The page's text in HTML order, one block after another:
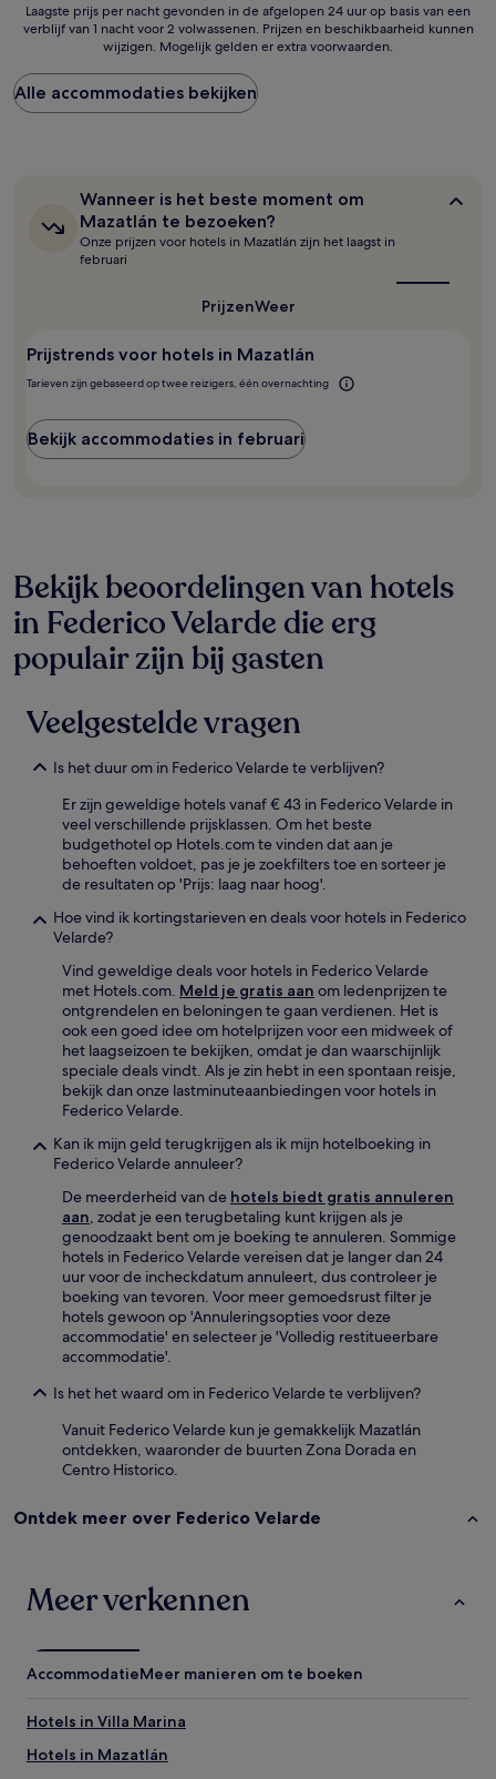
Laagste
prijs
nacht
gevonden
in
basis
nacht
Prijzen
en
extra
voorwaarden.
Laagste prijs per nacht gevonden in de afgelopen 24 uur op basis van een
verblijf van 1 nacht voor 2 volwassenen. Prijzen en beschikbaarheid kunnen
wijzigen. Mogelijk gelden er extra voorwaarden.
Alle accommodaties bekijken
Wanneer
is
het
beste
moment
Wanneer is het beste moment om
Mazatlán te bezoeken?
Onze prijzen voor hotels in Mazatlán zijn het laagst in
februari
PrijzenWeer
Prijstrends voor hotels in Mazatlán
Tarieven zijn gebaseerd op twee reizigers, één overnachting
Bekijk accommodaties in februari
Bekijk beoordelingen van hotels
in Federico Velarde die erg
populair zijn bij gasten
Veelgestelde vragen
Is het duur om in Federico Velarde te verblijven?
Er zijn geweldige hotels vanaf € 43 in Federico Velarde in
veel verschillende prijsklassen. Om het beste
budgethotel op Hotels.com te vinden dat aan je
behoeften voldoet, pas je je zoekfilters toe en sorteer je
de resultaten op 'Prijs: laag naar hoog'.
Hoe vind ik kortingstarieven en deals voor hotels in Federico
Velarde?
Vind geweldige deals voor hotels in Federico Velarde
met Hotels.com. Meld je gratis aan om ledenprijzen te
ontgrendelen en beloningen te gaan verdienen. Het is
ook een goed idee om hotelprijzen voor een midweek of
het laagseizoen te bekijken, omdat je dan waarschijnlijk
speciale deals vindt. Als je zin hebt in een spontaan reisje,
bekijk dan onze lastminuteaanbiedingen voor hotels in
Federico Velarde.
Kan ik mijn geld terugkrijgen als ik mijn hotelboeking in
Federico Velarde annuleer?
De meerderheid van de hotels biedt gratis annuleren
aan, zodat je een terugbetaling kunt krijgen als je
genoodzaakt bent om je boeking te annuleren. Sommige
hotels in Federico Velarde vereisen dat je langer dan 24
uur voor de incheckdatum annuleert, dus controleer je
boeking van tevoren. Voor meer gemoedsrust filter je
hotels gewoon op 'Annuleringsopties voor deze
accommodatie' en selecteer je 'Volledig restitueerbare
accommodatie'.
Is het het waard om in Federico Velarde te verblijven?
Vanuit Federico Velarde kun je gemakkelijk Mazatlán
ontdekken, waaronder de buurten Zona Dorada en
Centro Historico.
Ontdek meer over Federico Velarde
Meer verkennen
AccommodatieMeer manieren om te boeken
Hotels in Villa Marina
Hotels in Mazatlán